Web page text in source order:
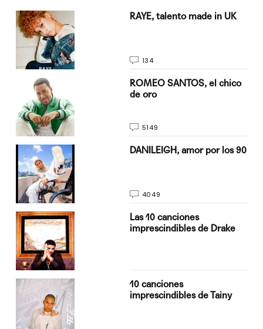
RAYE, talento made in UK
134
ROMEO SANTOS, el chico
de oro
5149
DANILEIGH, amor por los 90
4049
Las 10 canciones
imprescindibles de Drake
10 canciones
imprescindibles de Tainy